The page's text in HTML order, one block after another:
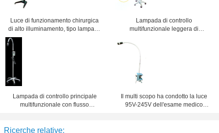
Luce di funzionamento chirurgica
di alto illuminamento, tipo lampada
Shadowless del supporto di
Lampada di controllo
multifunzionale leggera di
per l'attrezzatura dell'ospedale
Lampada di controllo principale
multifunzionale con flusso
Il multi scopo ha condotto la luce
95V-245V dell'esame medico
Ricerche relative: